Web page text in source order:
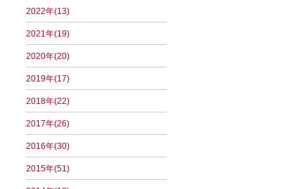
2022年(13)
2021年(19)
2020年(20)
2019年(17)
2018年(22)
2017年(26)
2016年(30)
2015年(51)